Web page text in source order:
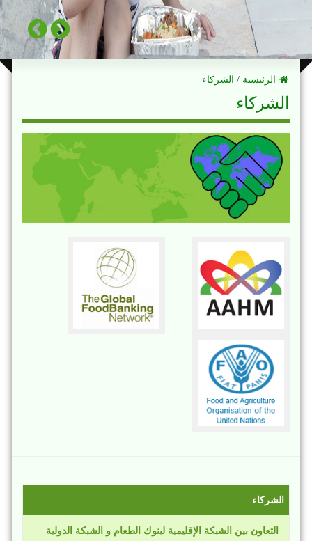
الرئيسية/ الشركاء
الشركاء
الشركاء
التعاون بين الشبكة الإقليمية لبنوك الطعام و الشبكة الدولية